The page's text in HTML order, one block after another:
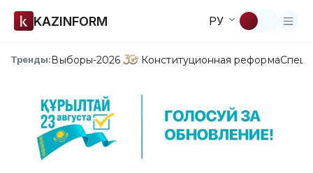
KAZINFORM РУ
Тренды:Выборы-2026 Конституционная реформа